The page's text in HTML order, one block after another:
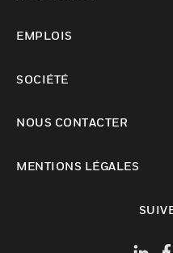
EMPLOIS
SOCIÉTÉ
NOUS CONTACTER
MENTIONS LÉGALES